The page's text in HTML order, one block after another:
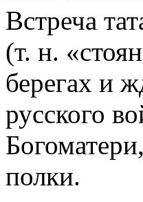
Встреча
(т. н.
берегах и
русского
полки.